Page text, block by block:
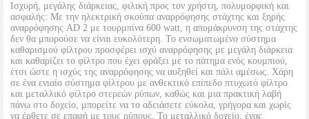
Ισχυρή, μεγάλης διάρκειας, φιλική προς τον χρήστη, πολυμορφική και
ασφαλής: Με την ηλεκτρική σκούπα αναρρόφησης στάχτης και ξηρής
αναρρόφησης AD 2 με τουρμπίνα 600 watt, η απομάκρυνση της στάχτης
δεν θα μπορούσε να είναι ευκολότερη. Το ενσωματωμένο σύστημα
καθαρισμού φίλτρου προσφέρει ισχύ αναρρόφησης με μεγάλη διάρκεια
και καθαρίζει το φίλτρο που έχει φράξει με το πάτημα ενός κουμπιού,
έτσι ώστε η ισχύς της αναρρόφησης να αυξηθεί και πάλι αμέσως. Χάρη
σε ένα ενιαίο σύστημα φίλτρου με ανθεκτικό επίπεδο πτυχωτό φίλτρο
και μεταλλικό φίλτρο στερεών ρύπων, καθώς και μια πρακτική λαβή
πάνω στο δοχείο, μπορείτε να το αδειάσετε εύκολα, γρήγορα και χωρίς
να έρθετε σε επαφή με τους ρύπους. Το μεταλλικό δοχείο, ένας